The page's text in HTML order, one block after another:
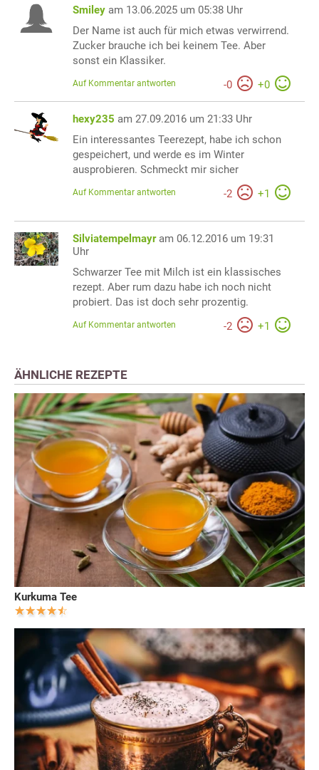
Smiley am 13.06.2025 um 05:38 Uhr
Der Name ist auch für mich etwas verwirrend.
Zucker brauche ich bei keinem Tee. Aber
sonst ein Klassiker.
-0 +0
Auf Kommentar antworten
hexy235 am 27.09.2016 um 21:33 Uhr
Ein interessantes Teerezept, habe ich schon
gespeichert, und werde es im Winter
ausprobieren. Schmeckt mir sicher
-2 +1
Auf Kommentar antworten
Silviatempelmayr am 06.12.2016 um 19:31
Uhr
Schwarzer Tee mit Milch ist ein klassisches
rezept. Aber rum dazu habe ich noch nicht
probiert. Das ist doch sehr prozentig.
-2 +1
Auf Kommentar antworten
ÄHNLICHE REZEPTE
Kurkuma Tee